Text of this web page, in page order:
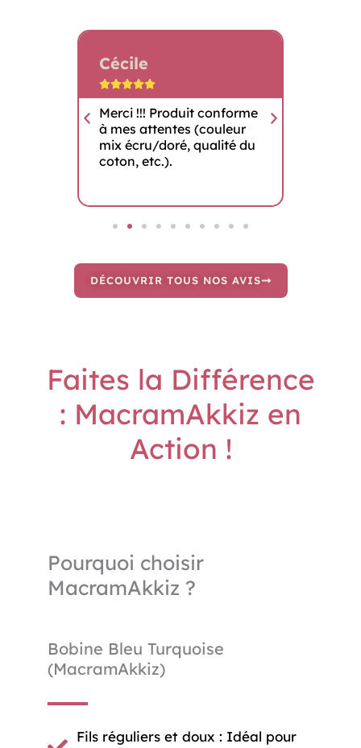
Cécile

Merci !!! Produit conforme
à mes attentes (couleur
mix écru/doré, qualité du
coton, etc.).
DÉCOUVRIR TOUS NOS AVIS
Faites la Différence
: MacramAkkiz en
Action !
Pourquoi choisir
MacramAkkiz ?
Bobine Bleu Turquoise
(MacramAkkiz)
Fils réguliers et doux : Idéal pour